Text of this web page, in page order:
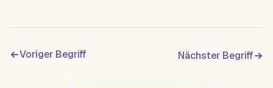
Voriger Begriff Nächster Begriff